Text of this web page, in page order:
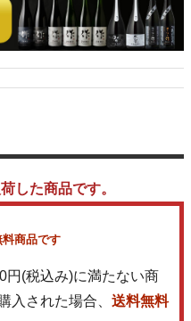
した商品です。
商品です
円(税込み)に満たない商
入された場合、 送料無料